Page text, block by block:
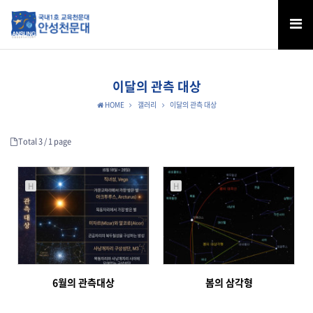
이달의 관측 대상
HOME 갤러리 이달의 관측 대상
Total 3 /1 page
H
6월의 관측대상
H
봄의 삼각형